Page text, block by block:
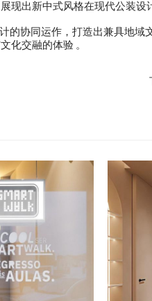
现出新中式风格在现代公装设
的协同运作，打造出兼具地
化交融的体验 。